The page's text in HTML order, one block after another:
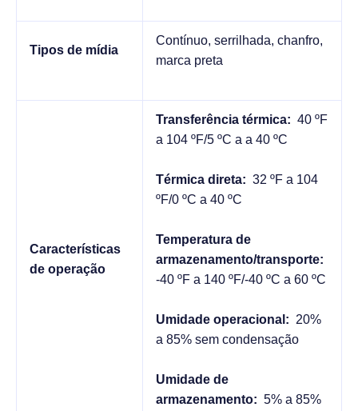
Tipos de mídia
Contínuo, serrilhada, chanfro,
marca preta
Características
de operação
Transferência térmica: 40 ºF
a 104 ºF/5 ºC a a 40 ºC
Térmica direta: 32 ºF a 104
ºF/0 ºC a 40 ºC
Temperatura de
armazenamento/transporte:
-40 ºF a 140 ºF/-40 ºC a 60 ºC
Umidade operacional: 20%
a 85% sem condensação
Umidade de
armazenamento: 5% a 85%